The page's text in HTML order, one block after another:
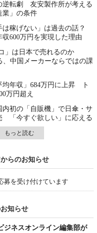
逆転劇 友安製作所が考える
業」の条件
は稼げない」は過去の話？
収600万円を実現した理由
」は日本で売れるのか
、中国メーカーならではの課
均年収」684万円に上昇 ト
万円超え
内初の「自販機」で日傘・サ
「今すぐ欲しい」に応える
もっと読む
らのお知らせ
募を受け付けています
知らせ
ジネスオンライン編集部が